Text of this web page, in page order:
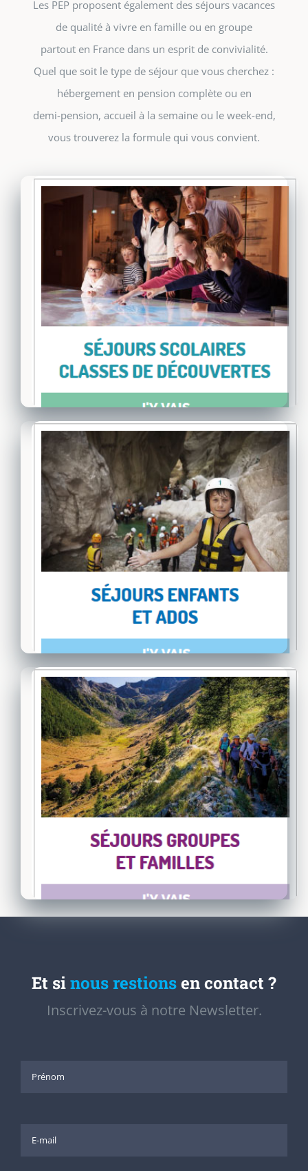
Les PEP proposent également des séjours vacances
de qualité à vivre en famille ou en groupe
partout en France dans un esprit de convivialité.
Quel que soit le type de séjour que vous cherchez :
hébergement en pension complète ou en
demi-pension, accueil à la semaine ou le week-end,
vous trouverez la formule qui vous convient.
Et sinous restionsen contact ?
Inscrivez-vous à notre Newsletter.